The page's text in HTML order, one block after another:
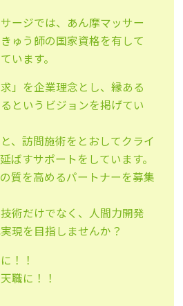
ージでは、あん摩マッサー
ゅう師の国家資格を有して
います。
」を企業理念とし、縁ある
というビジョンを掲げてい
、訪問施術をとおしてクライ
ばすサポートをしています。
質を高めるパートナーを募集
術だけでなく、人間力開発
現を目指しませんか？
！！
職に！！